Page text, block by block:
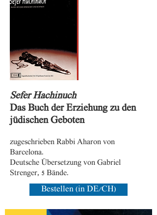
Sefer Hachinuch
Das Buch der Erziehung zu den
jüdischen Geboten
zugeschrieben Rabbi Aharon von
Barcelona.
Deutsche Übersetzung von Gabriel
Strenger, 5 Bände.
Bestellen (in DE/CH)